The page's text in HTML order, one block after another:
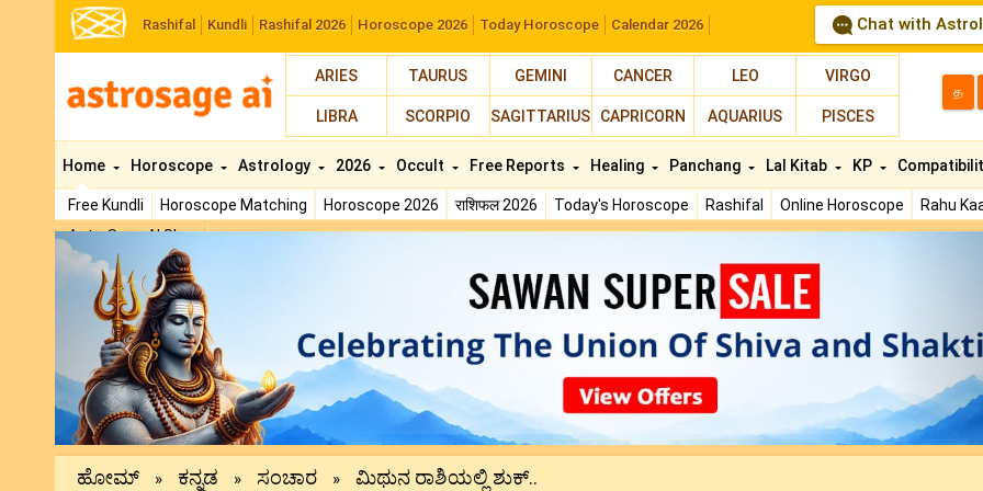
Rashifal Kundli Rashifal 2026 Horoscope 2026 Today Horoscope Calendar 2026 Chat with
ARIES TAURUS GEMINI CANCER LEO VIRGO
LIBRA SCORPIO SAGITTARIUS CAPRICORN AQUARIUS PISCES
த
Home
Free Kundli Horoscope Matching Horoscope 2026 राशिफल 2026 Today's Horoscope Rashifal Online Horoscope Rahu
AstroSage AI Shop
Horoscope Astrology 2026 Occult Free Reports Healing Panchang Lal Kitab KP
Previous
ಹೋಮ್ » ಕನ್ನಡ » ಸಂಚಾರ » ಮಿಥುನ ರಾಶಿಯಲ್ಲಿ ಶುಕ್..